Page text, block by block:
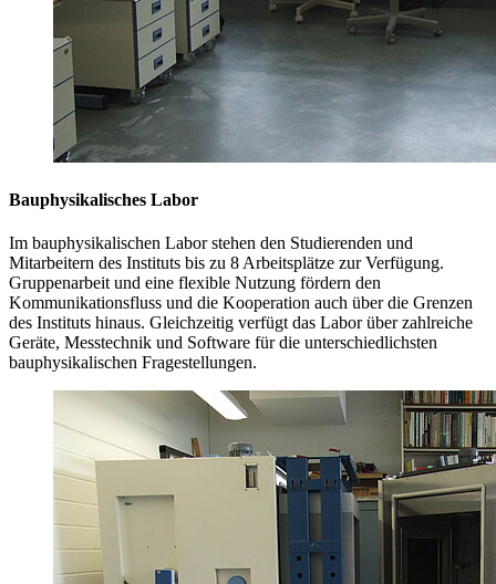
Bauphysikalisches Labor
Im bauphysikalischen Labor stehen den Studierenden und
Mitarbeitern des Instituts bis zu 8 Arbeitsplätze zur Verfügung.
Gruppenarbeit und eine flexible Nutzung fördern den
Kommunikationsfluss und die Kooperation auch über die Grenzen
des Instituts hinaus. Gleichzeitig verfügt das Labor über zahlreiche
Geräte, Messtechnik und Software für die unterschiedlichsten
bauphysikalischen Fragestellungen.